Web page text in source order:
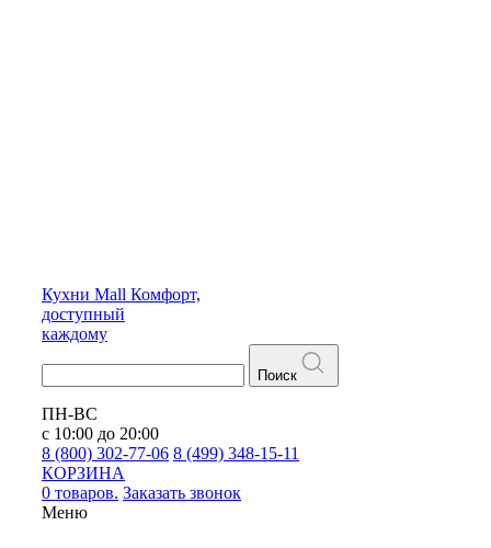
Кухни Mall Комфорт,
доступный
каждому
Поиск
ПН-ВС
с 10:00 до 20:00
8 (800) 302-77-06 8 (499) 348-15-11
КОРЗИНА
0 товаров. Заказать звонок
Меню